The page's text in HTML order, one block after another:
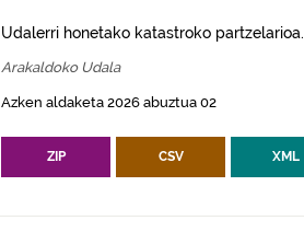
Udalerri honetako katastroko partzelarioa.
Arakaldoko Udala
Azken aldaketa 2026 abuztua 02
ZIP CSV XML